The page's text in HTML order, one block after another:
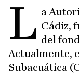
L a
Cádiz,
del
Actualmente,
Subacuática